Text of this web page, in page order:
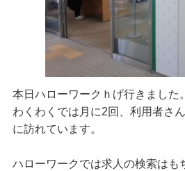
本日ハローワークｈげ行きました。
わくわくでは月に2回、利用者さ
に訪れています。
ハローワークでは求人の検索はも